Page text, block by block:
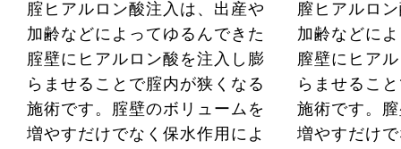
腟ヒアルロン酸注入は、出産や
加齢などによってゆるんできた
腟壁にヒアルロン酸を注入し膨
らませることで腟内が狭くなる
施術です。腟壁のボリュームを
増やすだけでなく保水作用によ
膣ヒアルロ
加齢などに
膣壁にヒア
らませるこ
施術です。
増やすだけ